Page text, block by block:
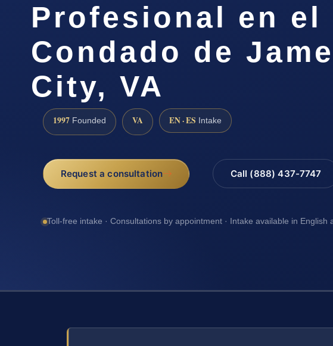
Profesional en el
Condado de
City, VA
1997 Founded VA EN · ES Intake
Request a consultation Call (888) 437-7747
Toll-free intake · Consultations by appointment · Intake available in English